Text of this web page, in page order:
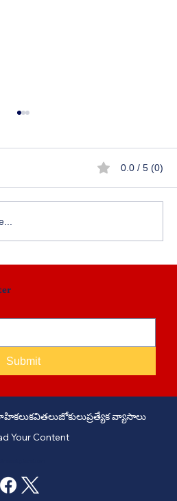
0.0 / 5 (0)
Submit
కవితలుజోకులుప్రత్యేక వ్యాసాలు
Your Content